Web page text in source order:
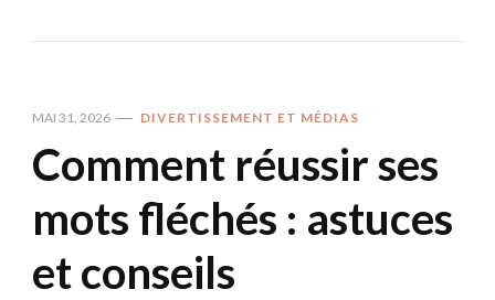
MAI 31, 2026 DIVERTISSEMENT ET MÉDIAS
Comment réussir ses
mots fléchés : astuces
et conseils